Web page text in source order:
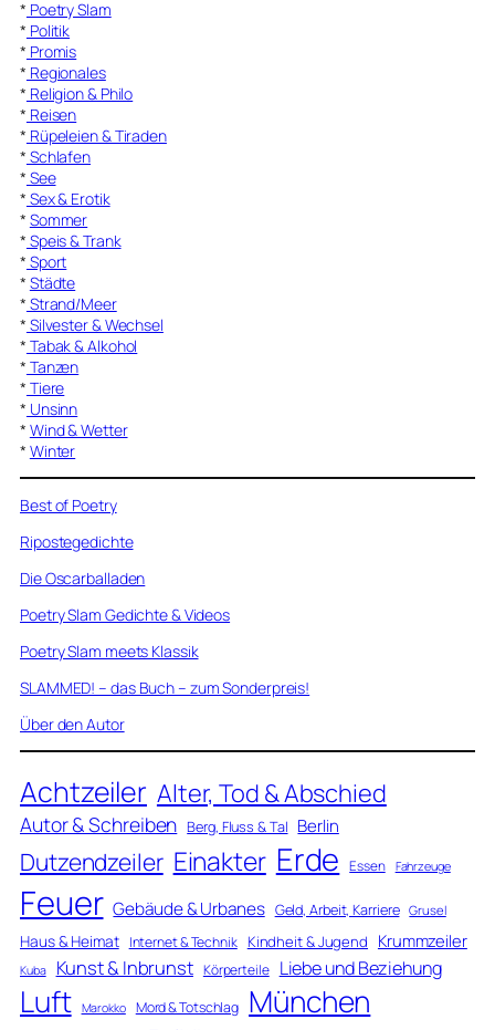
* Poetry Slam
* Politik
* Promis
* Regionales
* Religion & Philo
* Reisen
* Rüpeleien & Tiraden
* Schlafen
* See
* Sex & Erotik
* Sommer
* Speis & Trank
* Sport
* Städte
* Strand/Meer
* Silvester & Wechsel
* Tabak & Alkohol
* Tanzen
* Tiere
* Unsinn
* Wind & Wetter
* Winter
Best of Poetry
Ripostegedichte
Die Oscarballaden
Poetry Slam Gedichte & Videos
Poetry Slam meets Klassik
SLAMMED! – das Buch – zum Sonderpreis!
Über den Autor
Achtzeiler Alter, Tod & Abschied
Autor & Schreiben Berg, Fluss & Tal Berlin
Dutzendzeiler Einakter Erde Essen Fahrzeuge
Feuer Gebäude & Urbanes Geld, Arbeit, Karriere Grusel
Haus & Heimat Internet & Technik Kindheit & Jugend Krummzeiler
Kuba Kunst & Inbrunst Körperteile Liebe und Beziehung
Luft Marokko Mord & Totschlag München